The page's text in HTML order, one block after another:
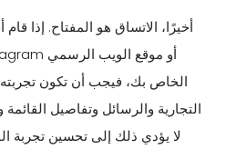
أخيرًا، الاتساق هو المفتاح. إذا
الخاص بك، فيجب أن تكون
التجارية والرسائل وتفاصيل
لا يؤدي ذلك إلى تحسين تجربة